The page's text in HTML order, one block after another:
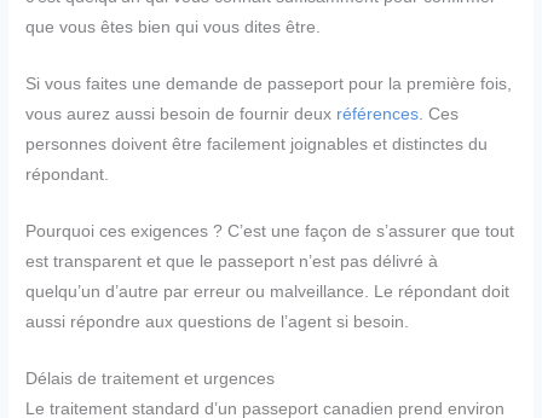
que vous êtes bien qui vous dites être.
Si vous faites une demande de passeport pour la première fois,
vous aurez aussi besoin de fournir deux références. Ces
personnes doivent être facilement joignables et distinctes du
répondant.
Pourquoi ces exigences ? C’est une façon de s’assurer que tout
est transparent et que le passeport n’est pas délivré à
quelqu’un d’autre par erreur ou malveillance. Le répondant doit
aussi répondre aux questions de l’agent si besoin.
Délais de traitement et urgences
Le traitement standard d’un passeport canadien prend environ